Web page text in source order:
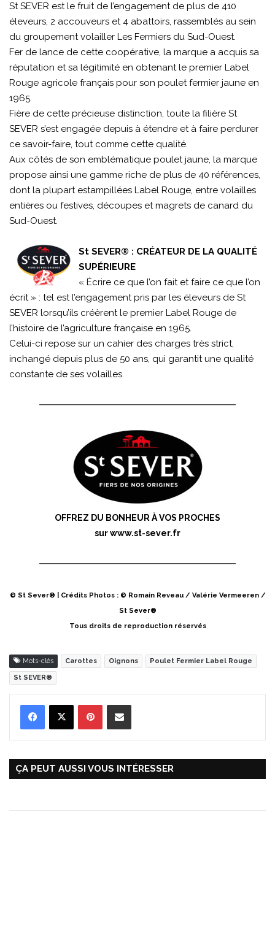
St SEVER est le fruit de l’engagement de plus de 410
éleveurs, 2 accouveurs et 4 abattoirs, rassemblés au sein
du groupement volailler Les Fermiers du Sud-Ouest.
Fer de lance de cette coopérative, la marque a acquis sa
réputation et sa légitimité en obtenant le premier Label
Rouge agricole français pour son poulet fermier jaune en
1965.
Fière de cette précieuse distinction, toute la filière St
SEVER s’est engagée depuis à étendre et à faire perdurer
ce savoir-faire, tout comme cette qualité.
Aux côtés de son emblématique poulet jaune, la marque
propose ainsi une gamme riche de plus de 40 références,
dont la plupart estampillées Label Rouge, entre volailles
entières ou festives, découpes et magrets de canard du
Sud-Ouest.
St SEVER® : CRÉATEUR DE LA QUALITÉ
SUPÉRIEURE
« Écrire ce que l’on fait et faire ce que l’on
écrit » : tel est l’engagement pris par les éleveurs de St
SEVER lorsqu’ils créèrent le premier Label Rouge de
l’histoire de l’agriculture française en 1965.
Celui-ci repose sur un cahier des charges très strict,
inchangé depuis plus de 50 ans, qui garantit une qualité
constante de ses volailles.
OFFREZ DU BONHEUR À VOS PROCHES
surwww.st-sever.fr
© St Sever® | Crédits Photos : © Romain Reveau / Valérie Vermeeren /
St Sever®
Tous droits de reproduction réservés
Mots-clés Carottes Oignons Poulet Fermier Label Rouge
St SEVER®
ÇA PEUT AUSSI VOUS INTÉRESSER